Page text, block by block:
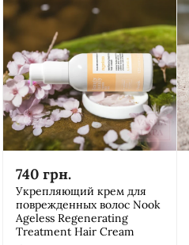
740 грн.
Укрепляющий крем для
поврежденных волос Nook
Ageless Regenerating
Treatment Hair Cream